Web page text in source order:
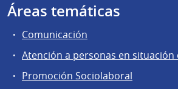
Áreas temáticas
Comunicación
Atención a personas en situación
Promoción Sociolaboral